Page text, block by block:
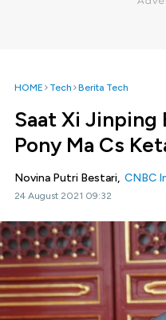
HOME Tech Berita Tech
Saat Xi Jinping
Pony Ma Cs
Novina Putri Bestari, CNBC
24 August 2021 09:32